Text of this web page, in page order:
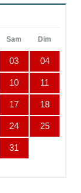
Sam Dim
03 04
10 11
17 18
24 25
31